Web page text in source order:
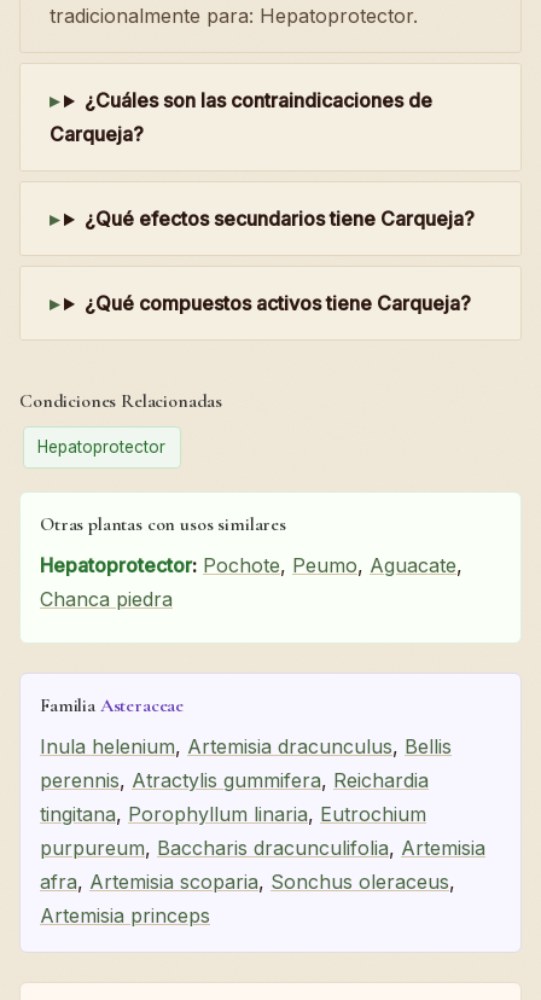
tradicionalmente para: Hepatoprotector.
¿Cuáles son las contraindicaciones de
Carqueja?
¿Qué efectos secundarios tiene Carqueja?
¿Qué compuestos activos tiene Carqueja?
Condiciones Relacionadas
Hepatoprotector
Otras plantas con usos similares
Hepatoprotector: Pochote, Peumo, Aguacate,
Chanca piedra
Familia Asteraceae
Inula helenium, Artemisia dracunculus, Bellis
perennis, Atractylis gummifera, Reichardia
tingitana, Porophyllum linaria, Eutrochium
purpureum, Baccharis dracunculifolia, Artemisia
afra, Artemisia scoparia, Sonchus oleraceus,
Artemisia princeps